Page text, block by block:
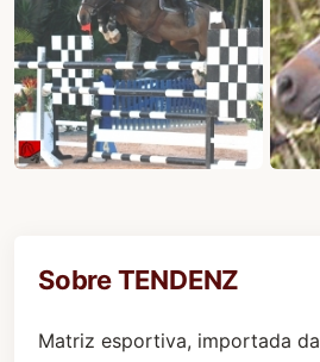
Sobre TENDENZ
Matriz esportiva, importada